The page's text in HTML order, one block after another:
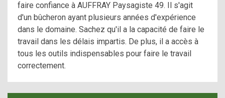
faire confiance à AUFFRAY Paysagiste 49. Il s'agit
d'un bûcheron ayant plusieurs années d'expérience
dans le domaine. Sachez qu'il a la capacité de faire le
travail dans les délais impartis. De plus, il a accès à
tous les outils indispensables pour faire le travail
correctement.